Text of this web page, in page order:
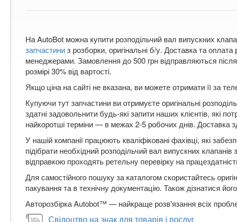
На AutoBot можна купити розподільчий вал випускних
запчастиниз розборки, оригінальні б/у. Доставка та
менеджерами. Замовлення до 500 грн відправляються
розмірі 30% від вартості.
Якщо ціна на сайті не вказана, ви можете отримати її за
Купуючи тут запчастини ви отримуєте оригінальні
здатні задовольнити будь-які запити наших клієнтів, які
найкоротші терміни — в межах 2-5 робочих днів. Доставка
У нашій компанії працюють кваліфіковані фахівці, які
підібрати необхідний розподільчий вал випускних
відправкою проходять ретельну перевірку на
Для самостійного пошуку за каталогом скористайтесь
пакування та в технічну документацію. Також дізнатися
Авторозбірка Autobot™ — найкраще розв'язання всіх
Свідоцтво на знак для товарів і послуг